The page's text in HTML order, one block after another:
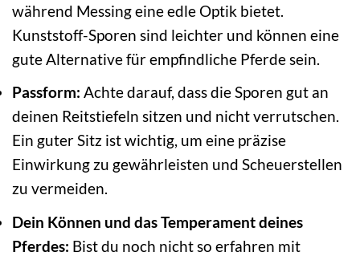
während Messing eine edle Optik bietet.
Kunststoff-Sporen sind leichter und können eine
gute Alternative für empfindliche Pferde sein.
Passform: Achte darauf, dass die Sporen gut an
deinen Reitstiefeln sitzen und nicht verrutschen.
Ein guter Sitz ist wichtig, um eine präzise
Einwirkung zu gewährleisten und Scheuerstellen
zu vermeiden.
Dein Können und das Temperament deines
Pferdes: Bist du noch nicht so erfahren mit